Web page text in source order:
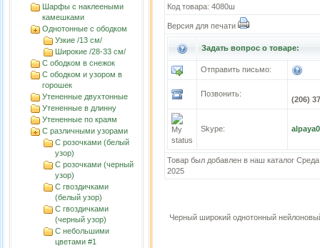
Шарфы с наклееными
камешками
Однотонные с ободком
Узкие /13 cм/
Широкие /28-33 cм/
С ободком в снежок
С ободком и узором в
горошек
Утененные двухтонные
Утененные в длинну
Утененные по краям
С различными узорами
С розочками (белый
узор)
С розочками (черный
узор)
С гвоздичками
(белый узор)
С гвоздичками
(черный узор)
С небольшими
цветами #1
Код товара: 4080ш
Версия для печати
Задать вопрос о товаре:
Отправить письмо:
Позвонить:
(206)
Skype:
Товар был добавлен в наш каталог
2025
Черный широкий однотонный